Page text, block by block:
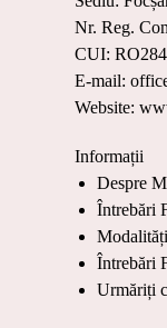
Nr. Reg.
CUI:
E-mail:
Website:
Informații
Despre
Întrebări
Întrebări
Urmăriți